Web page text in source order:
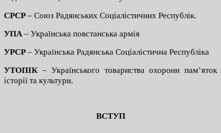
СРСР – Союз Радянських Соціалістичних Республік.
УПА – Українська повстанська армія
УРСР – Українська Радянська Соціалістична Республіка
УТОПІК – Українського товариства охорони пам’яток
історії та культури.
ВСТУП